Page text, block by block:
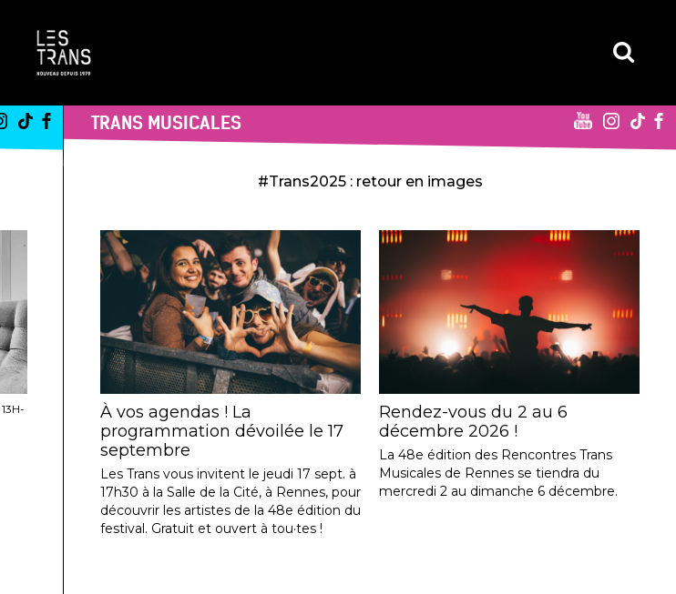
13H-
TRANS MUSICALES
#Trans2025 : retour en images
À vos agendas ! La
programmation dévoilée le 17
septembre
Les Trans vous invitent le jeudi 17 sept. à
17h30 à la Salle de la Cité, à Rennes, pour
découvrir les artistes de la 48e édition du
festival. Gratuit et ouvert à tou·tes !
Rendez-vous du 2 au 6
décembre 2026 !
La 48e édition des Rencontres Trans
Musicales de Rennes se tiendra du
mercredi 2 au dimanche 6 décembre.